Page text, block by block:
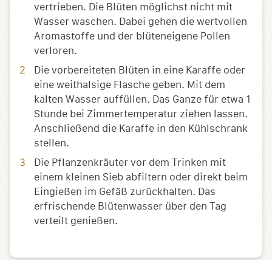
vertrieben. Die Blüten möglichst nicht mit
Wasser waschen. Dabei gehen die wertvollen
Aromastoffe und der blüteneigene Pollen
verloren.
Die vorbereiteten Blüten in eine Karaffe oder
eine weithalsige Flasche geben. Mit dem
kalten Wasser auffüllen. Das Ganze für etwa 1
Stunde bei Zimmertemperatur ziehen lassen.
Anschließend die Karaffe in den Kühlschrank
stellen.
Die Pflanzenkräuter vor dem Trinken mit
einem kleinen Sieb abfiltern oder direkt beim
Eingießen im Gefäß zurückhalten. Das
erfrischende Blütenwasser über den Tag
verteilt genießen.